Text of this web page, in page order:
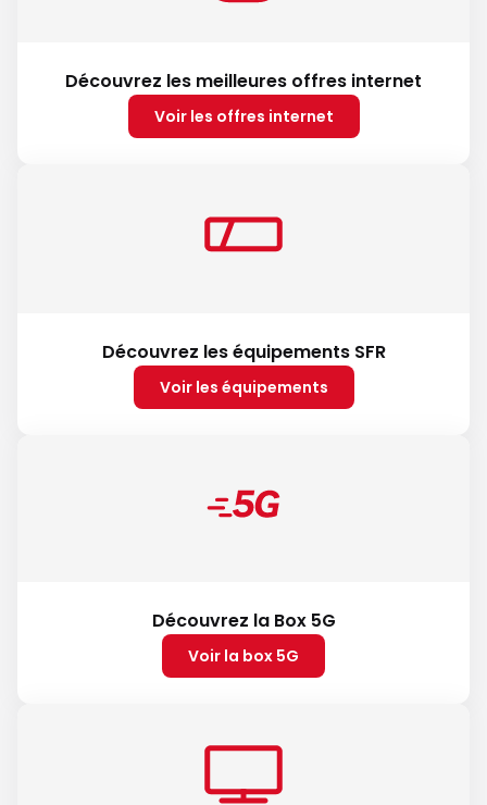
Découvrez les meilleures offres internet
Voir les offres internet
Découvrez les équipements SFR
Voir les équipements
Découvrez la Box 5G
Voir la box 5G